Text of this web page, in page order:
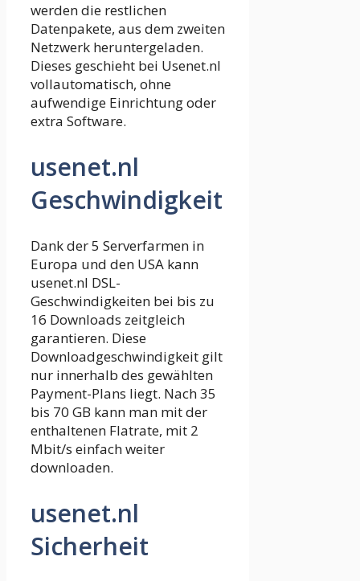
werden die restlichen
Datenpakete, aus dem zweiten
Netzwerk heruntergeladen.
Dieses geschieht bei Usenet.nl
vollautomatisch, ohne
aufwendige Einrichtung oder
extra Software.
usenet.nl
Geschwindigkeit
Dank der 5 Serverfarmen in
Europa und den USA kann
usenet.nl DSL-
Geschwindigkeiten bei bis zu
16 Downloads zeitgleich
garantieren. Diese
Downloadgeschwindigkeit gilt
nur innerhalb des gewählten
Payment-Plans liegt. Nach 35
bis 70 GB kann man mit der
enthaltenen Flatrate, mit 2
Mbit/s einfach weiter
downloaden.
usenet.nl
Sicherheit